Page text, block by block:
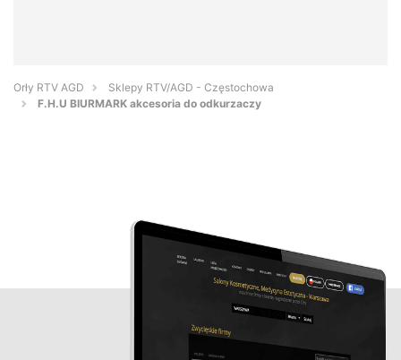
Orły RTV AGD
Sklepy RTV/AGD - Częstochowa
F.H.U BIURMARK akcesoria do odkurzaczy